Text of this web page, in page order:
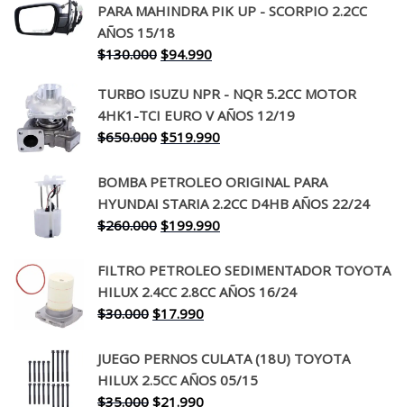
PARA MAHINDRA PIK UP - SCORPIO 2.2CC
AÑOS 15/18
$130.000 El
original
era:
$130.000.
$94.990El
actual
es:
$94.990.
TURBO ISUZU NPR - NQR 5.2CC MOTOR
4HK1-TCI EURO V AÑOS 12/19
$650.000 El
original
era:
$650.000.
$519.990El
actual
es:
$519.990.
BOMBA PETROLEO ORIGINAL PARA
HYUNDAI STARIA 2.2CC D4HB AÑOS 22/24
$260.000 El
original
era:
$260.000.
$199.990El
actual
es:
FILTRO PETROLEO SEDIMENTADOR TOYOTA
HILUX 2.4CC 2.8CC AÑOS 16/24
$30.000 El
original
era:
$30.000.
$17.990El
actual
es:
$17.990.
JUEGO PERNOS CULATA (18U) TOYOTA
HILUX 2.5CC AÑOS 05/15
$35.000 El
$21.990El